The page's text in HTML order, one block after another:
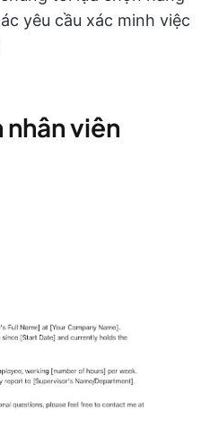
yêu cầu xác minh việc
nhân viên